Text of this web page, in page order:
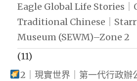
Eagle Global Life Stories
Traditional Chinese｜
Museum (SEWM)–Zone 2
(11)
2｜現實世界｜第一代行政辦